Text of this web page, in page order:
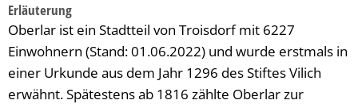
Erläuterung
Oberlar ist ein Stadtteil von Troisdorf mit 6227
Einwohnern (Stand: 01.06.2022) und wurde erstmals in
einer Urkunde aus dem Jahr 1296 des Stiftes Vilich
erwähnt. Spätestens ab 1816 zählte Oberlar zur